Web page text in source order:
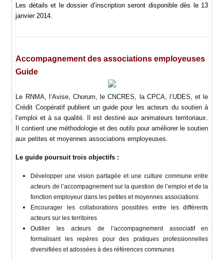
Les détails et le dossier d’inscription seront disponible dès le 13
janvier 2014.
Accompagnement des associations employeuses
Guide
Le RNMA, l’Avise, Chorum, le CNCRES, la CPCA, l’UDES, et le
Crédit Coopératif publient un guide pour les acteurs du soutien à
l’emploi et à sa qualité. Il est destiné aux animateurs territoriaux.
Il contient une méthodologie et des outils pour améliorer le soutien
aux petites et moyennes associations employeuses.
Le guide poursuit trois objectifs :
Développer une vision partagée et une culture commune entre
acteurs de l’accompagnement sur la question de l’emploi et de la
fonction employeur dans les petites et moyennes associations
Encourager les collaborations possibles entre les différents
acteurs sur les territoires
Outiller les acteurs de l’accompagnement associatif en
formalisant les repères pour des pratiques professionnelles
diversifiées et adossées à des références communes